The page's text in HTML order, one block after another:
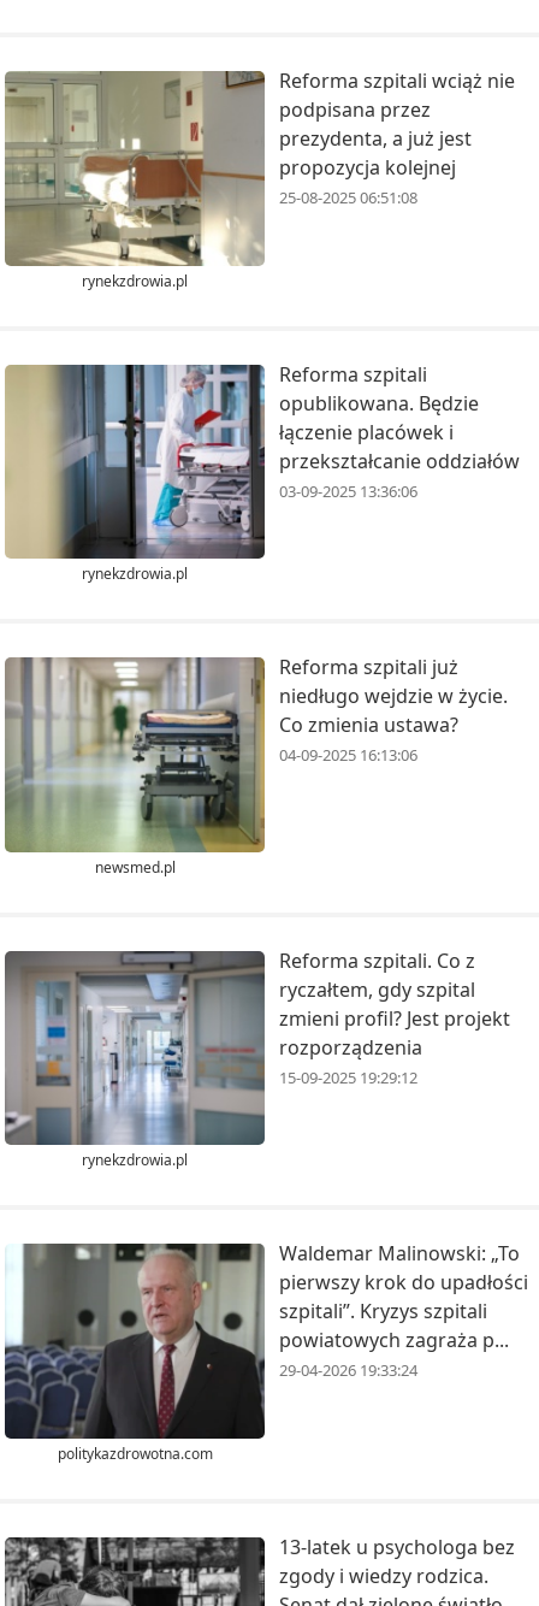
rynekzdrowia.pl
Reforma szpitali wciąż nie
podpisana przez
prezydenta, a już jest
propozycja kolejnej
25-08-2025 06:51:08
rynekzdrowia.pl
Reforma szpitali
opublikowana. Będzie
łączenie placówek i
przekształcanie oddziałów
03-09-2025 13:36:06
newsmed.pl
Reforma szpitali już
niedługo wejdzie w życie.
Co zmienia ustawa?
04-09-2025 16:13:06
rynekzdrowia.pl
Reforma szpitali. Co z
ryczałtem, gdy szpital
zmieni profil? Jest projekt
rozporządzenia
15-09-2025 19:29:12
politykazdrowotna.com
Waldemar Malinowski: „To
pierwszy krok do upadłości
szpitali”. Kryzys szpitali
powiatowych zagraża p...
29-04-2026 19:33:24
13-latek u psychologa bez
zgody i wiedzy rodzica.